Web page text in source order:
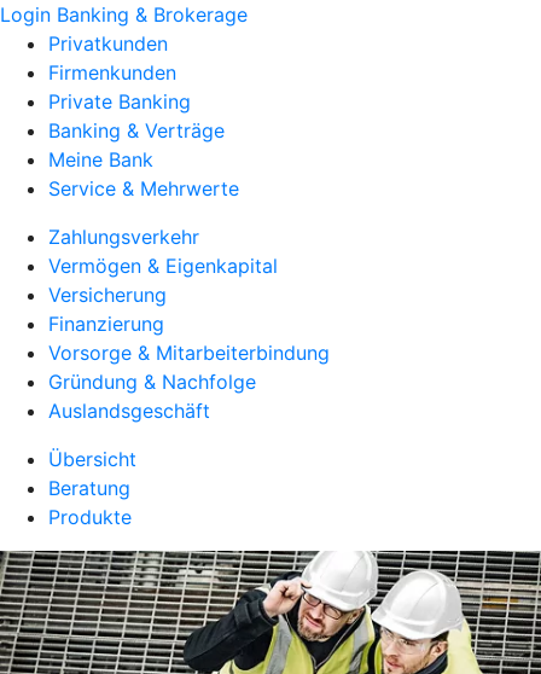
Login Banking & Brokerage
Privatkunden
Firmenkunden
Private Banking
Banking & Verträge
Meine Bank
Service & Mehrwerte
Zahlungsverkehr
Vermögen & Eigenkapital
Versicherung
Finanzierung
Vorsorge & Mitarbeiterbindung
Gründung & Nachfolge
Auslandsgeschäft
Übersicht
Beratung
Produkte